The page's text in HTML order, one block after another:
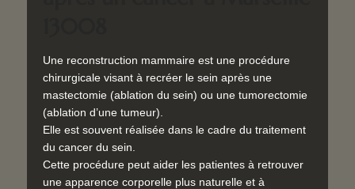
Une reconstruction mammaire est une procédure
chirurgicale visant à recréer le sein après une
mastectomie (ablation du sein) ou une tumorectomie
(ablation d’une tumeur).
Elle est souvent réalisée dans le cadre du traitement
du cancer du sein.
Cette procédure peut aider les patientes à retrouver
une apparence corporelle plus naturelle et à